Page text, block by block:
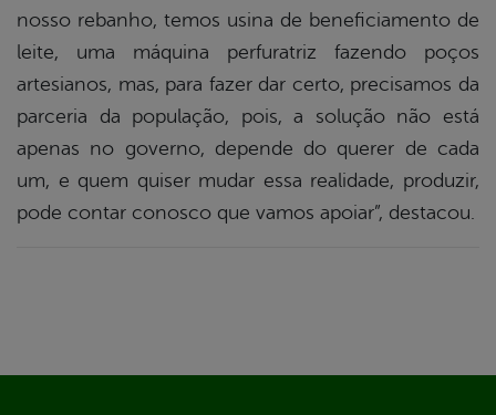
nosso rebanho, temos usina de beneficiamento de
leite, uma máquina perfuratriz fazendo poços
artesianos, mas, para fazer dar certo, precisamos da
parceria da população, pois, a solução não está
apenas no governo, depende do querer de cada
um, e quem quiser mudar essa realidade, produzir,
pode contar conosco que vamos apoiar”, destacou.